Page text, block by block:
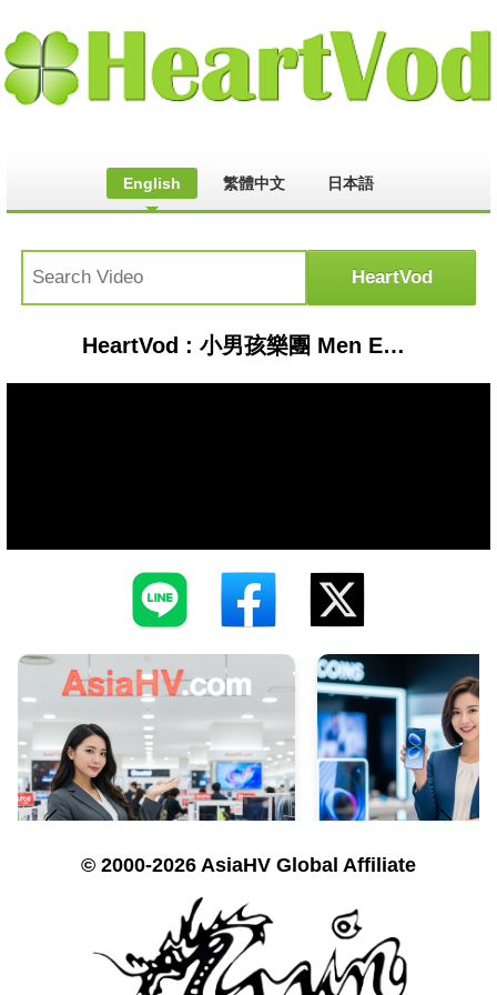
English 繁體中文 日本語
HeartVod : 小男孩樂團 Men Envy Children【有你在身旁 Having You By My Side】義行獎主題曲 Official Music Video
© 2000-2026 AsiaHV Global Affiliate